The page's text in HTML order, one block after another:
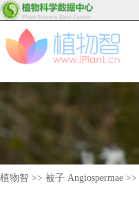
植物智 >> 被子 Angiospermae >>